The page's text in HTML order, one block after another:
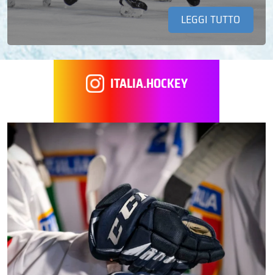
LEGGI TUTTO
ITALIA.HOCKEY